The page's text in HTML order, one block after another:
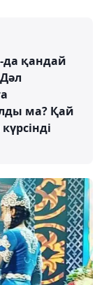
қандай
ма? Қай